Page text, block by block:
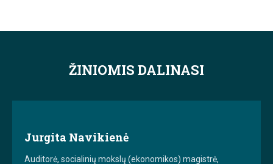
ŽINIOMIS DALINASI
Jurgita Navikienė
Auditorė, socialinių mokslų (ekonomikos) magistrė,